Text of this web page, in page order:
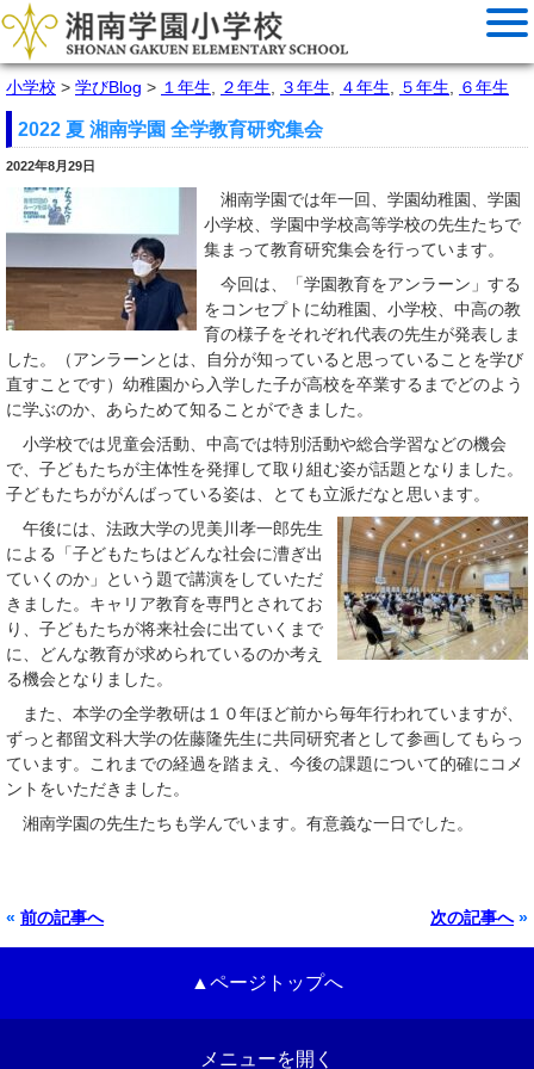
小学校 > 学びBlog > １年生 ２年生 ３年生 ４年生 ５年生 ６年生
2022 夏 湘南学園 全学教育研究集会
2022年8月29日
湘南学園では年一回、学園幼稚園、学園
小学校、学園中学校高等学校の先生たちで
集まって教育研究集会を行っています。
今回は、「学園教育をアンラーン」する
をコンセプトに幼稚園、小学校、中高の教
育の様子をそれぞれ代表の先生が発表しま
した。（アンラーンとは、自分が知っていると思っていることを学び
直すことです）幼稚園から入学した子が高校を卒業するまでどのよう
に学ぶのか、あらためて知ることができました。
小学校では児童会活動、中高では特別活動や総合学習などの機会
で、子どもたちが主体性を発揮して取り組む姿が話題となりました。
子どもたちががんばっている姿は、とても立派だなと思います。
午後には、法政大学の児美川孝一郎先生
による「子どもたちはどんな社会に漕ぎ出
ていくのか」という題で講演をしていただ
きました。キャリア教育を専門とされてお
り、子どもたちが将来社会に出ていくまで
に、どんな教育が求められているのか考え
る機会となりました。
また、本学の全学教研は１０年ほど前から毎年行われていますが、
ずっと都留文科大学の佐藤隆先生に共同研究者として参画してもらっ
ています。これまでの経過を踏まえ、今後の課題について的確にコメ
ントをいただきました。
湘南学園の先生たちも学んでいます。有意義な一日でした。
« 前の記事へ 次の記事へ»
▲ページトップへ
メニューを開く